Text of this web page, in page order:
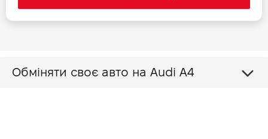
Обміняти своє авто на Audi A4